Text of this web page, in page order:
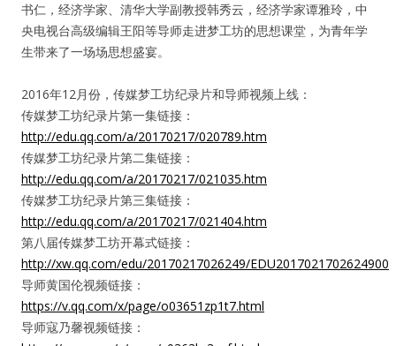
用户名或Email
书仁，经济学家、清华大学副教授韩秀云，经济学家谭雅玲，中
央电视台高级编辑王阳等导师走进梦工坊的思想课堂，为青年学
生带来了一场场思想盛宴。
2016年12月份，传媒梦工坊纪录片和导师视频上线：
传媒梦工坊纪录片第一集链接：
http://edu.qq.com/a/20170217/020789.htm
传媒梦工坊纪录片第二集链接：
http://edu.qq.com/a/20170217/021035.htm
传媒梦工坊纪录片第三集链接：
http://edu.qq.com/a/20170217/021404.htm
第八届传媒梦工坊开幕式链接：
http://xw.qq.com/edu/20170217026249/EDU2017021702624900
导师黄国伦视频链接：
https://v.qq.com/x/page/o03651zp1t7.html
导师寇乃馨视频链接：